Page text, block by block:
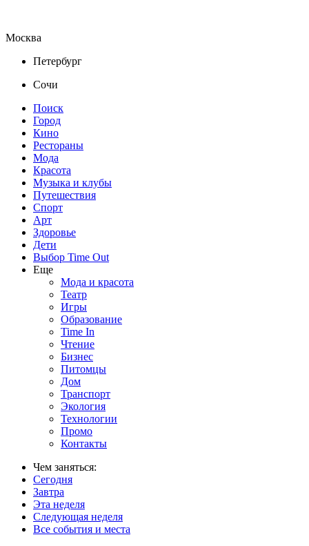
Москва
Петербург
Сочи
Поиск
Город
Кино
Рестораны
Мода
Красота
Музыка и клубы
Путешествия
Спорт
Арт
Здоровье
Дети
Выбор Time Out
Еще
Мода и красота
Театр
Игры
Образование
Time In
Чтение
Бизнес
Питомцы
Дом
Транспорт
Экология
Технологии
Промо
Контакты
Чем заняться:
Сегодня
Завтра
Эта неделя
Следующая неделя
Все события и места